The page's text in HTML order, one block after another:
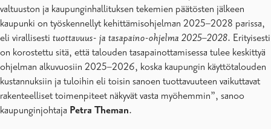
valtuuston ja kaupunginhallituksen tekemien päätösten jälkeen
kaupunki on työskennellyt kehittämisohjelman 2025–2028 parissa,
eli virallisesti tuottavuus- ja tasapaino-ohjelma 2025–2028. Erityisesti
on korostettu sitä, että talouden tasapainottamisessa tulee keskittyä
ohjelman alkuvuosiin 2025–2026, koska kaupungin käyttötalouden
kustannuksiin ja tuloihin eli toisin sanoen tuottavuuteen vaikuttavat
rakenteelliset toimenpiteet näkyvät vasta myöhemmin”, sanoo
kaupunginjohtaja Petra Theman.